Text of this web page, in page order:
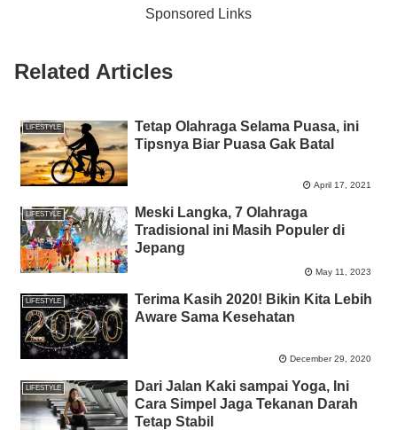
k
p
g
Sponsored Links
Related Articles
LIFESTYLE
Tetap Olahraga Selama Puasa, ini
Tipsnya Biar Puasa Gak Batal
April 17, 2021
LIFESTYLE
Meski Langka, 7 Olahraga
Tradisional ini Masih Populer di
Jepang
May 11, 2023
LIFESTYLE
Terima Kasih 2020! Bikin Kita Lebih
Aware Sama Kesehatan
December 29, 2020
LIFESTYLE
Dari Jalan Kaki sampai Yoga, Ini
Cara Simpel Jaga Tekanan Darah
Tetap Stabil